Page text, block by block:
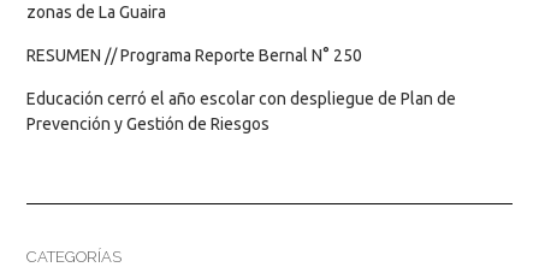
zonas de La Guaira
RESUMEN // Programa Reporte Bernal N° 250
Educación cerró el año escolar con despliegue de Plan de
Prevención y Gestión de Riesgos
CATEGORÍAS